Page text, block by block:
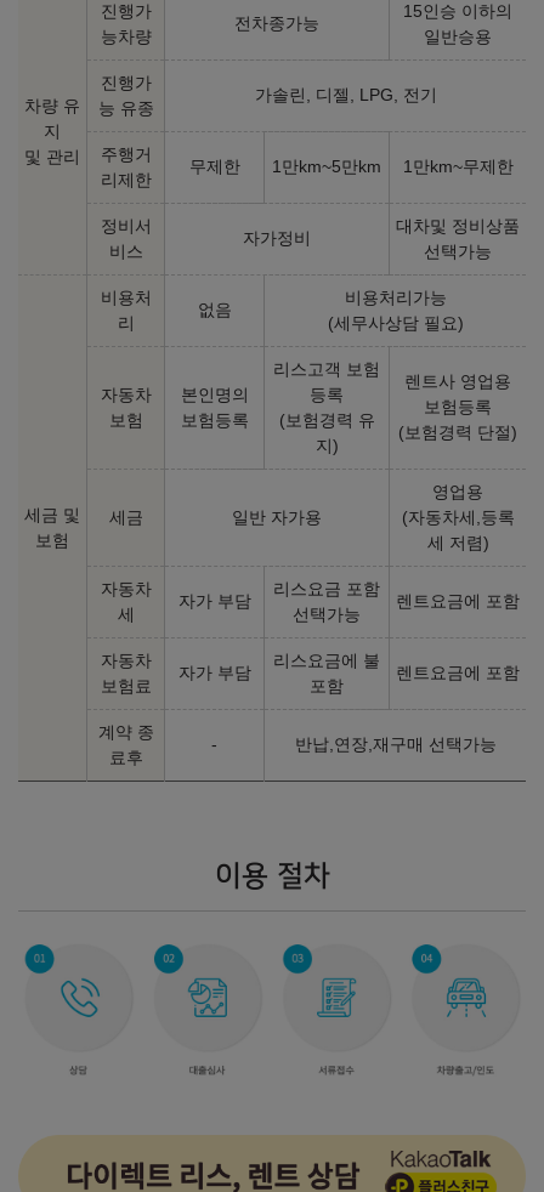
차량 유
지
및 관리
진행가
능차량
전차종가능
15인승 이하의
일반승용
진행가
능 유종
가솔린, 디젤, LPG, 전기
주행거
리제한
무제한 1만km~5만km 1만km~무제한
정비서
비스
자가정비
대차및 정비상품
선택가능
세금 및
보험
비용처
리
없음
비용처리가능
(세무사상담 필요)
자동차
보험
본인명의
보험등록
리스고객 보험
등록
(보험경력 유
지)
렌트사 영업용
보험등록
(보험경력 단절)
세금 일반 자가용
영업용
(자동차세,등록
세 저렴)
자동차
세
자가 부담
리스요금 포함
선택가능
렌트요금에 포함
자동차
보험료
자가 부담
리스요금에 불
포함
렌트요금에 포함
계약 종
료후
- 반납,연장,재구매 선택가능
이용 절차